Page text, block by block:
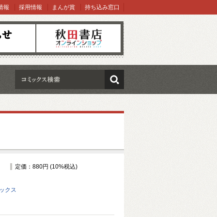
オンラインショップ
報 採用情報 まんが賞 持ち込み窓口
検索
定価：880円 (10%税込)
クス